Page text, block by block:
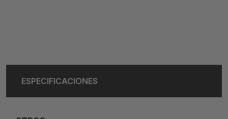
ESPECIFICACIONES